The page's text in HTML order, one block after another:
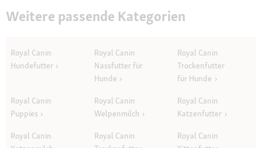
Weitere passende Kategorien
Royal Canin
Hundefutter
Royal Canin
Nassfutter für
Hunde
Royal Canin
Trockenfutter
für Hunde
Royal Canin
Puppies
Royal Canin
Welpenmilch
Royal Canin
Katzenfutter
Royal Canin
Royal Canin
Royal Canin